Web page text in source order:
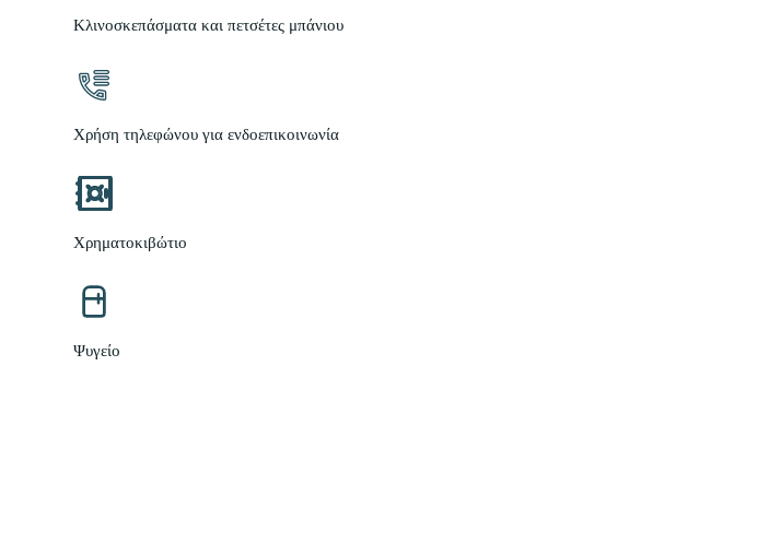
Κλινοσκεπάσματα και πετσέτες μπάνιου
Χρήση τηλεφώνου για ενδοεπικοινωνία
Χρηματοκιβώτιο
Ψυγείο